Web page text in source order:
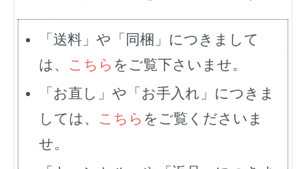
「送料」や「同梱」につきまして
は、 こちら をご覧下さいませ。
「お直し」や「お手入れ」につきま
しては、 こちら をご覧くださいま
せ。